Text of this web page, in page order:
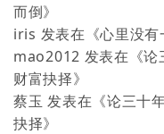
而倒》
iris 发表在《心里没有
mao2012 发表在《论
财富抉择》
蔡玉 发表在《论三十
抉择》